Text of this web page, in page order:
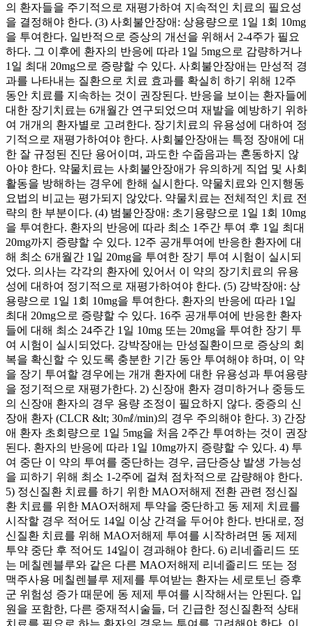
의 환자들을 주기적으로 재평가하여 지속적인 치료의 필요성
을 결정해야 한다. (3) 사회불안장애: 상용량으로 1일 1회 10mg
을 투여한다. 일반적으로 증상의 개선을 위해서 2-4주가 필요
하다. 그 이후에 환자의 반응에 따라 1일 5mg으로 감량하거나
1일 최대 20mg으로 증량할 수 있다. 사회불안장애는 만성적 경
과를 나타내는 질환으로 치료 효과를 확실히 하기 위해 12주
동안 치료를 지속하는 것이 권장된다. 반응을 보이는 환자들에
대한 장기치료는 6개월간 연구되었으며 재발을 예방하기 위하
여 개개의 환자별로 고려한다. 장기치료의 유용성에 대하여 정
기적으로 재평가하여야 한다. 사회불안장애는 특정 장애에 대
한 잘 규정된 진단 용어이며, 과도한 수줍음과는 혼동하지 않
아야 한다. 약물치료는 사회불안장애가 유의하게 직업 및 사회
활동을 방해하는 경우에 한해 실시한다. 약물치료와 인지행동
요법의 비교는 평가되지 않았다. 약물치료는 전체적인 치료 전
략의 한 부분이다. (4) 범불안장애: 초기용량으로 1일 1회 10mg
을 투여한다. 환자의 반응에 따라 최소 1주간 투여 후 1일 최대
20mg까지 증량할 수 있다. 12주 공개투여에 반응한 환자에 대
해 최소 6개월간 1일 20mg을 투여한 장기 투여 시험이 실시되
었다. 의사는 각각의 환자에 있어서 이 약의 장기치료의 유용
성에 대하여 정기적으로 재평가하여야 한다. (5) 강박장애: 상
용량으로 1일 1회 10mg을 투여한다. 환자의 반응에 따라 1일
최대 20mg으로 증량할 수 있다. 16주 공개투여에 반응한 환자
들에 대해 최소 24주간 1일 10mg 또는 20mg을 투여한 장기 투
여 시험이 실시되었다. 강박장애는 만성질환이므로 증상의 회
복을 확신할 수 있도록 충분한 기간 동안 투여해야 하며, 이 약
을 장기 투여할 경우에는 개개 환자에 대한 유용성과 투여용량
을 정기적으로 재평가한다. 2) 신장애 환자 경미하거나 중등도
의 신장애 환자의 경우 용량 조정이 필요하지 않다. 중증의 신
장애 환자 (CLCR &lt; 30㎖/min)의 경우 주의해야 한다. 3) 간장
애 환자 초회량으로 1일 5mg을 처음 2주간 투여하는 것이 권장
된다. 환자의 반응에 따라 1일 10mg까지 증량할 수 있다. 4) 투
여 중단 이 약의 투여를 중단하는 경우, 금단증상 발생 가능성
을 피하기 위해 최소 1-2주에 걸쳐 점차적으로 감량해야 한다.
5) 정신질환 치료를 하기 위한 MAO저해제 전환 관련 정신질
환 치료를 위한 MAO저해제 투약을 중단하고 동 제제 치료를
시작할 경우 적어도 14일 이상 간격을 두어야 한다. 반대로, 정
신질환 치료를 위해 MAO저해제 투여를 시작하려면 동 제제
투약 중단 후 적어도 14일이 경과해야 한다. 6) 리네졸리드 또
는 메칠렌블루와 같은 다른 MAO저해제 리네졸리드 또는 정
맥주사용 메칠렌블루 제제를 투여받는 환자는 세로토닌 증후
군 위험성 증가 때문에 동 제제 투여를 시작해서는 안된다. 입
원을 포함한, 다른 중재적시술들, 더 긴급한 정신질환적 상태